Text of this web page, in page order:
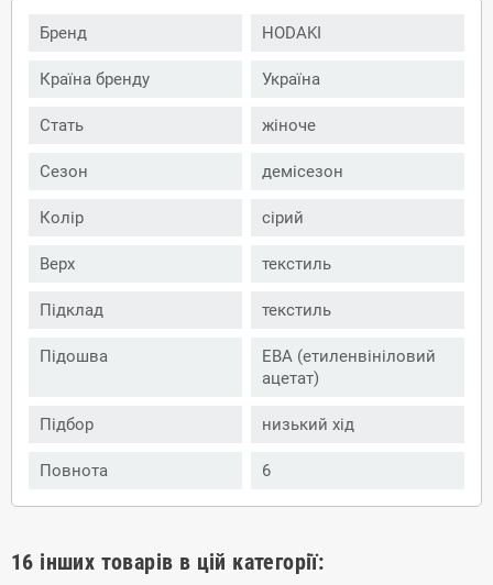
Бренд HODAKI
Країна бренду Україна
Стать жіноче
Сезон демісезон
Колір сірий
Верх текстиль
Підклад текстиль
Підошва
ЕВА (етиленвініловий
ацетат)
Підбор низький хід
Повнота 6
16 інших товарів в цій категорії: